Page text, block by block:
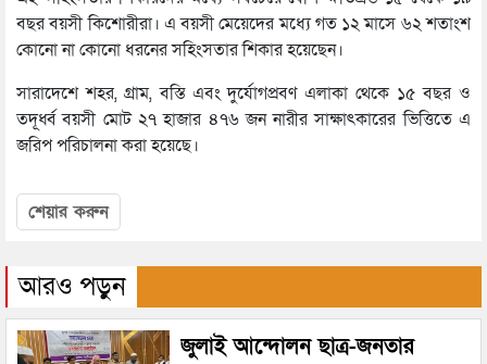
বছর বয়সী কিশোরীরা। এ বয়সী মেয়েদের মধ্যে গত ১২ মাসে ৬২ শতাংশ
কোনো না কোনো ধরনের সহিংসতার শিকার হয়েছেন।
সারাদেশে শহর, গ্রাম, বস্তি এবং দুর্যোগপ্রবণ এলাকা থেকে ১৫ বছর ও
তদূর্ধ্ব বয়সী মোট ২৭ হাজার ৪৭৬ জন নারীর সাক্ষাৎকারের ভিত্তিতে এ
জরিপ পরিচালনা করা হয়েছে।
শেয়ার করুন
আরও পড়ুন
জুলাই আন্দোলন ছাত্র-জনতার